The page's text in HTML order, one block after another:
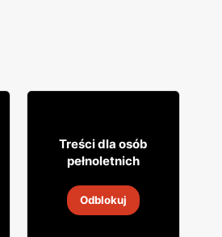
29 95
19 sie 2026
Treści dla osób
pełnoletnich
Odblokuj